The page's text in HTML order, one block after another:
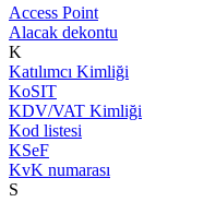
Access Point
Alacak dekontu
K
Katılımcı Kimliği
KoSIT
KDV/VAT Kimliği
Kod listesi
KSeF
KvK numarası
S